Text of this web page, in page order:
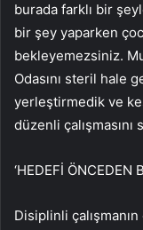
burada farklı bir
bir şey yaparken
bekleyemezsiniz.
Odasını steril hale
yerleştirmedik ve
düzenli çalışmasını
‘HEDEFİ ÖNCEDEN
Disiplinli